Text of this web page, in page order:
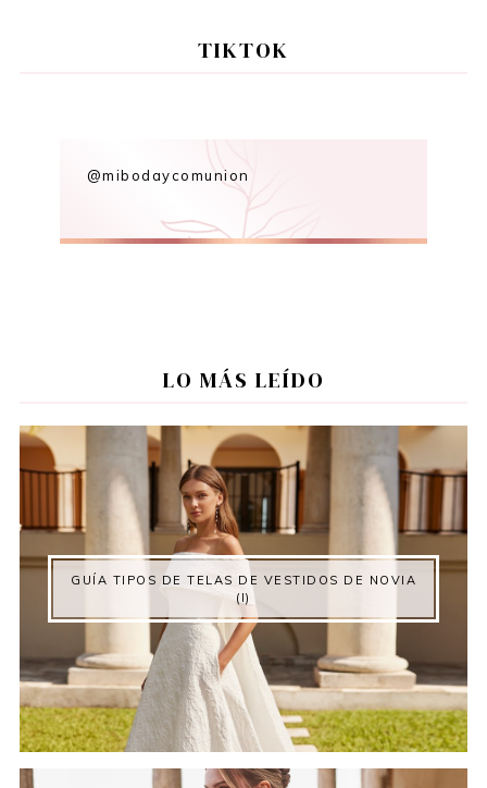
TIKTOK
@mibodaycomunion
LO MÁS LEÍDO
GUÍA TIPOS DE TELAS DE VESTIDOS DE NOVIA
(I)